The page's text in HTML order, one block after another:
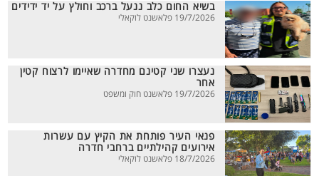
בשיא החום כלב ננעל ברכב וחולץ על יד ידידים
19/7/2026 פלאשנט לוקאלי
נעצרו שני קטינם מחדרה שאיימו לרצוח קטין
אחר
19/7/2026 פלאשנט חוק ומשפט
פנאי העיר פותחת את הקיץ עם עשרות
אירועים קהילתיים ברחבי חדרה
18/7/2026 פלאשנט לוקאלי